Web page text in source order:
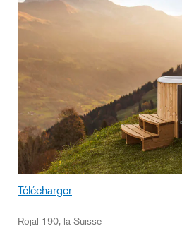
Télécharger
Rojal 190, la Suisse